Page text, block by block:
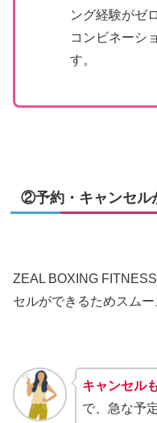
ング経験がゼ
コンビネーシ
す。
②予約・キャンセル
ZEAL BOXING
セルができるためスム
キャンセル
で、急な予